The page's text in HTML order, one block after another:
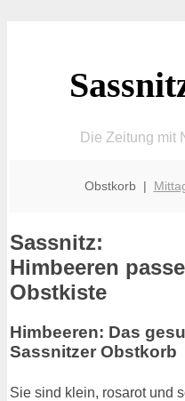
Die Zeitung mit
Obstkorb |
Sassnitz:
Himbeeren
Obstkiste
Himbeeren: Das
Sassnitzer Obstkorb
Sie sind klein, rosarot und